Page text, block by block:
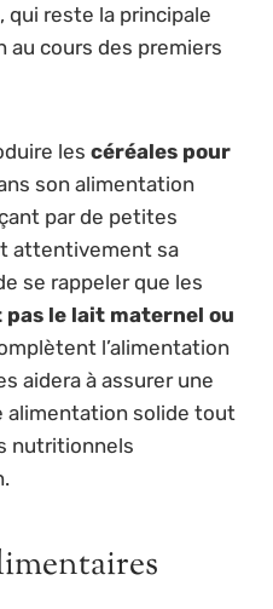
reste la principale
au cours des premiers
les céréales pour
son alimentation
par de petites
attentivement sa
se rappeler que les
le lait maternel ou
l’alimentation
aidera à assurer une
alimentation solide tout
nutritionnels